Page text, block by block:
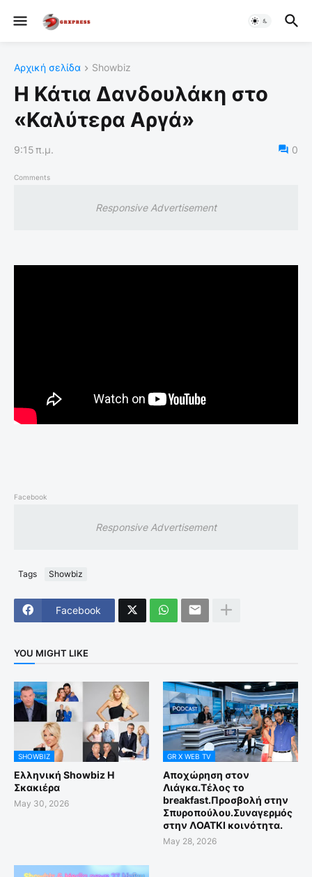
Αρχική σελίδα Showbiz
Η Κάτια Δανδουλάκη στο
«Καλύτερα Αργά»
9:15 π.μ. 0
Comments
Responsive Advertisement
Facebook
Responsive Advertisement
Tags Showbiz
Facebook
YOU MIGHT LIKE
SHOWBIZ
Ελληνική Showbiz Η
Σκακιέρα
May 30, 2026
GR X WEB TV
Αποχώρηση στον
Λιάγκα.Τέλος το
breakfast.Προσβολή στην
Σπυροπούλου.Συναγερμός
στην ΛΟΑΤΚΙ κοινότητα.
May 28, 2026